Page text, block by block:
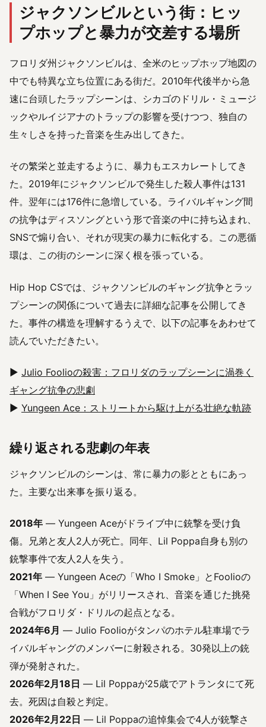
ジャクソンビルという街：ヒッ
プホップと暴力が交差する場所
フロリダ州ジャクソンビルは、全米のヒップホップ地図の
中でも特異な立ち位置にある街だ。2010年代後半から急
速に台頭したラップシーンは、シカゴのドリル・ミュージ
ックやルイジアナのトラップの影響を受けつつ、独自の
生々しさを持った音楽を生み出してきた。
その繁栄と並走するように、暴力もエスカレートしてき
た。2019年にジャクソンビルで発生した殺人事件は131
件。翌年には176件に急増している。ライバルギャング間
の抗争はディスソングという形で音楽の中に持ち込まれ、
SNSで煽り合い、それが現実の暴力に転化する。この悪循
環は、この街のシーンに深く根を張っている。
Hip Hop CSでは、ジャクソンビルのギャング抗争とラッ
プシーンの関係について過去に詳細な記事を公開してき
た。事件の構造を理解するうえで、以下の記事をあわせて
読んでいただきたい。
▶ Julio Foolioの殺害：フロリダのラップシーンに渦巻く
ギャング抗争の悲劇
▶ Yungeen Ace：ストリートから駆け上がる壮絶な軌跡
繰り返される悲劇の年表
ジャクソンビルのシーンは、常に暴力の影とともにあっ
た。主要な出来事を振り返る。
2018年 ― Yungeen Aceがドライブ中に銃撃を受け負
傷。兄弟と友人2人が死亡。同年、Lil Poppa自身も別の
銃撃事件で友人2人を失う。
2021年 ― Yungeen Aceの「Who I Smoke」とFoolioの
「When I See You」がリリースされ、音楽を通じた挑発
合戦がフロリダ・ドリルの起点となる。
2024年6月 ― Julio Foolioがタンパのホテル駐車場でラ
イバルギャングのメンバーに射殺される。30発以上の銃
弾が発射された。
2026年2月18日 ― Lil Poppaが25歳でアトランタにて死
去。死因は自殺と判定。
2026年2月22日 ― Lil Poppaの追悼集会で4人が銃撃さ